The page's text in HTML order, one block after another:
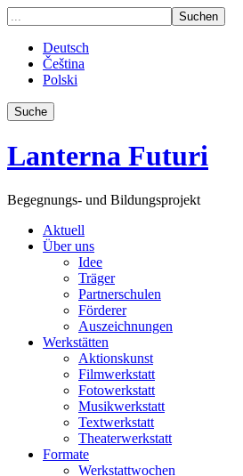
Deutsch
Čeština
Polski
Suche
Lanterna Futuri
Begegnungs- und Bildungsprojekt
Aktuell
Über uns
Idee
Träger
Partnerschulen
Förderer
Auszeichnungen
Werkstätten
Aktionskunst
Filmwerkstatt
Fotowerkstatt
Musikwerkstatt
Textwerkstatt
Theaterwerkstatt
Formate
Werkstattwochen